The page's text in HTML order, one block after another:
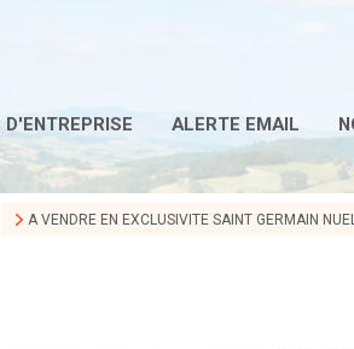
D'ENTREPRISE ALERTE EMAIL
A VENDRE EN EXCLUSIVITE SAINT GERMAIN